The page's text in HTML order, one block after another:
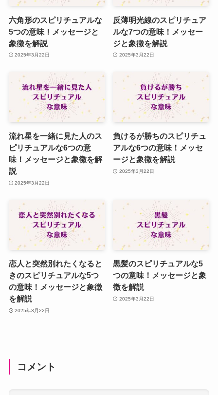
六角形のスピリチュアルな
5つの意味！メッセージと
象徴を解説
2025年3月22日
反薄明光線のスピリチュア
ルな7つの意味！メッセー
ジと象徴を解説
2025年3月22日
流れ星を一緒に見た人のス
ピリチュアルな6つの意
味！メッセージと象徴を解
説
2025年3月22日
負けるが勝ちのスピリチュ
アルな6つの意味！メッセ
ージと象徴を解説
2025年3月22日
恋人と突然別れたくなると
きのスピリチュアルな5つ
の意味！メッセージと象徴
を解説
2025年3月22日
黒髪のスピリチュアルな5
つの意味！メッセージと象
徴を解説
2025年3月22日
コメント